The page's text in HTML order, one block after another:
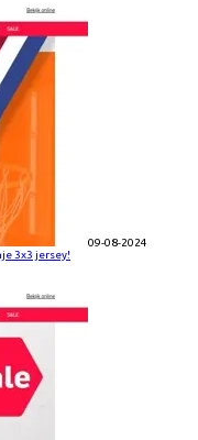
09-08-2024
3x3 jersey!